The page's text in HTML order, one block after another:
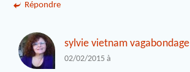
Répondre
sylvie vietnam vagabondage
02/02/2015 à